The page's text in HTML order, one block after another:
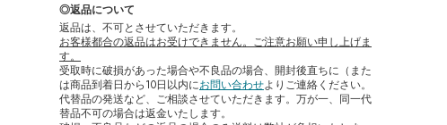
◎返品について
返品は、不可とさせていただきます。
お客様都合の返品はお受けできません。ご注意お願い申し上げま
す。
受取時に破損があった場合や不良品の場合、開封後直ちに（また
は商品到着日から10日以内にお問い合わせよりご連絡ください。
代替品の発送など、ご相談させていただきます。万が一、同一代
替品不可の場合は返金いたします。